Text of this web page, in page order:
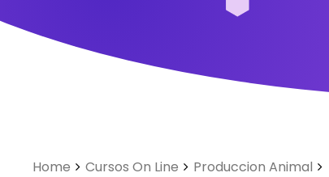
Home Cursos On Line Produccion Animal